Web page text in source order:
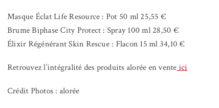
Masque Éclat Life Resource : Pot 50 ml 25,55 €
Brume Biphase City Protect : Spray 100 ml 28,50 €
Élixir Régénérant Skin Rescue : Flacon 15 ml 34,10 €
Retrouvez l’intégralité des produits alorée en vente ici
Crédit Photos : alorée